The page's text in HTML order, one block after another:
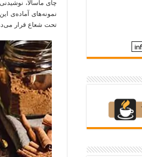
چای ماسالا،
نمونه‌های آماده‌ی
تحت شعاع قرار